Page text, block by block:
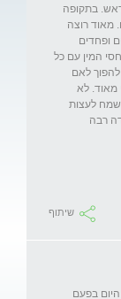
בתקופה
מאוד רוצה
ופחדים
המין עם כל
להפוך לאם
מאוד. לא
לעצות
רבה
שיתוף
בפעם